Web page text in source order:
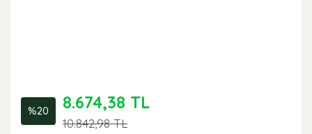
%20 8.674,38 TL
10.842,98 TL